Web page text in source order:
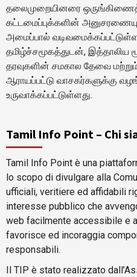
தலைமுறையினரை
கட்டமைப்புக்களின்
அமைப்பால்
தமிழ்ச்சமூகத்துடன், இத்தாலிய
தரவுகளின் சமகால தேவை
ஆராயப்பட்டு வாசகர்களுக்கு
உருவாக்கப்பட்டுள்ளது.
Tamil Info Point – Chi
Tamil Info Point è una
lo scopo di divulgare alla
ufficiali, veritiere ed affidabili
interesse pubblico che
web facilmente accessibile e
favorisce ed incoraggia
responsabili.
Il TIP è stato realizzato